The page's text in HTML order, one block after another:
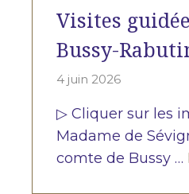
Visites
Bussy-
4 juin 2026
▷ Cliquer sur les
Madame de
comte de Bussy …